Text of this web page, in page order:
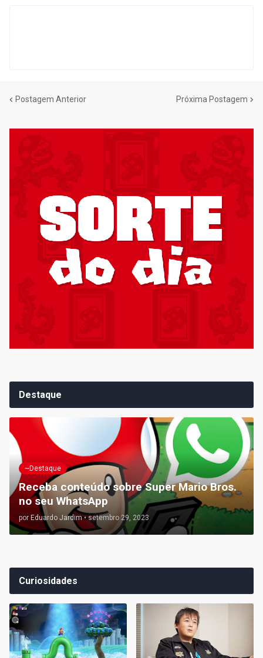
Postagem Anterior Próxima Postagem
Destaque
~Destaque
Receba conteúdo sobre Super Mario Bros.
no seu WhatsApp
por Eduardo Jardim • setembro 29, 2023
Curiosidades